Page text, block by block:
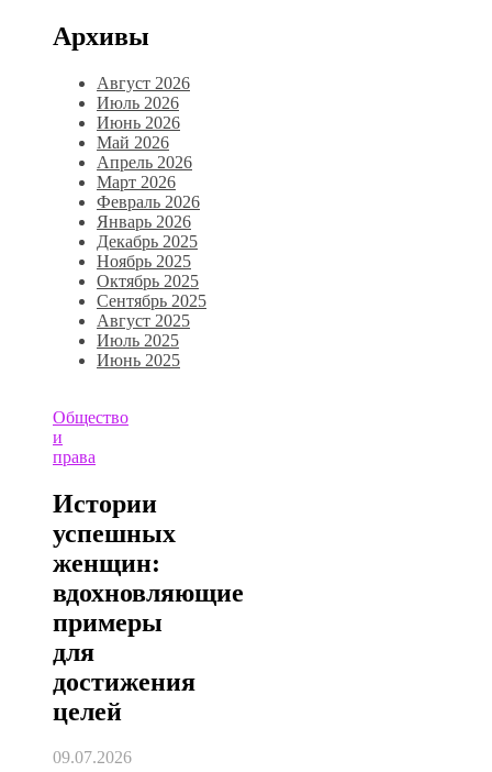
Архивы
Август 2026
Июль 2026
Июнь 2026
Май 2026
Апрель 2026
Март 2026
Февраль 2026
Январь 2026
Декабрь 2025
Ноябрь 2025
Октябрь 2025
Сентябрь 2025
Август 2025
Июль 2025
Июнь 2025
Общество
и
права
Истории
успешных
женщин:
вдохновляющие
примеры
для
достижения
целей
09.07.2026